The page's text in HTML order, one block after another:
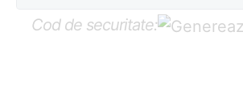
Cod de securitate: